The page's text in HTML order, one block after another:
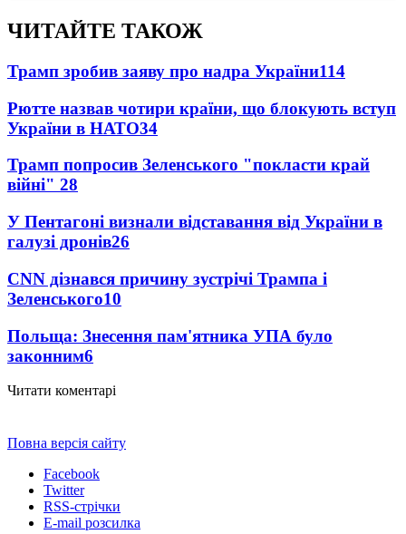
ЧИТАЙТЕ ТАКОЖ
Трамп зробив заяву про надра України114
Рютте назвав чотири країни, що блокують вступ
України в НАТО34
Трамп попросив Зеленського "покласти край
війні" 28
У Пентагоні визнали відставання від України в
галузі дронів26
CNN дізнався причину зустрічі Трампа і
Зеленського10
Польща: Знесення пам'ятника УПА було
законним6
Читати коментарі
Повна версія сайту
Facebook
Twitter
RSS-стрічки
E-mail розсилка